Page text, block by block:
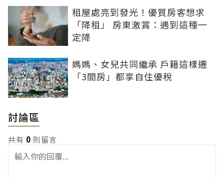
租屋處亮到發光！優質房客想求
「降租」 房東激賞：遇到這種一
定降
媽媽、女兒共同繼承 戶籍這樣遷
「3間房」都享自住優稅
討論區
共有 0 則留言